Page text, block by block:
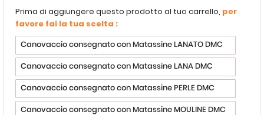
Prima di aggiungere questo prodotto al tuo carrello, per
favore fai la tua scelta :
Canovaccio consegnato con Matassine LANATO DMC
Canovaccio consegnato con Matassine LANA DMC
Canovaccio consegnato con Matassine PERLE DMC
Canovaccio consegnato con Matassine MOULINE DMC